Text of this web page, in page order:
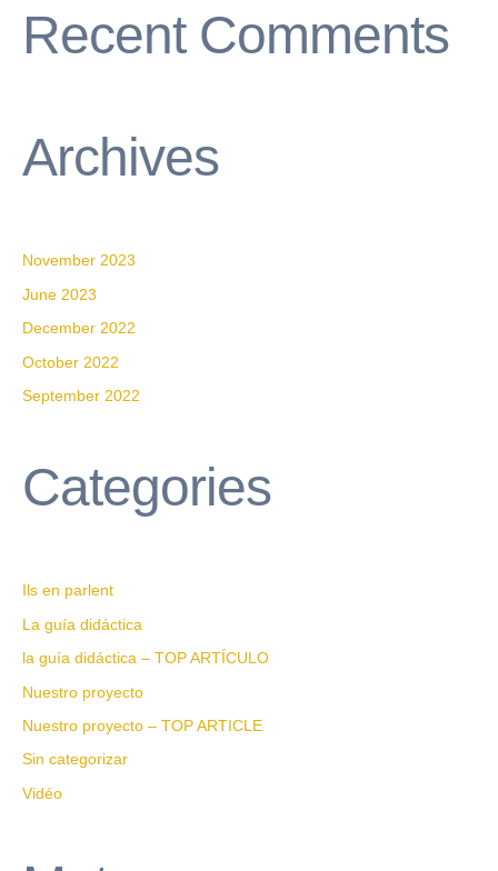
Recent Comments
Archives
November 2023
June 2023
December 2022
October 2022
September 2022
Categories
Ils en parlent
La guía didáctica
la guía didáctica – TOP ARTÍCULO
Nuestro proyecto
Nuestro proyecto – TOP ARTICLE
Sin categorizar
Vidéo